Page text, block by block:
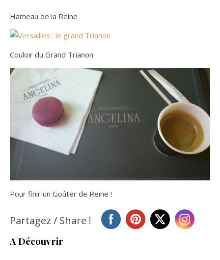
Hameau de la Reine
Couloir du Grand Trianon
Pour finir un Goûter de Reine !
Partagez / Share !
A Découvrir